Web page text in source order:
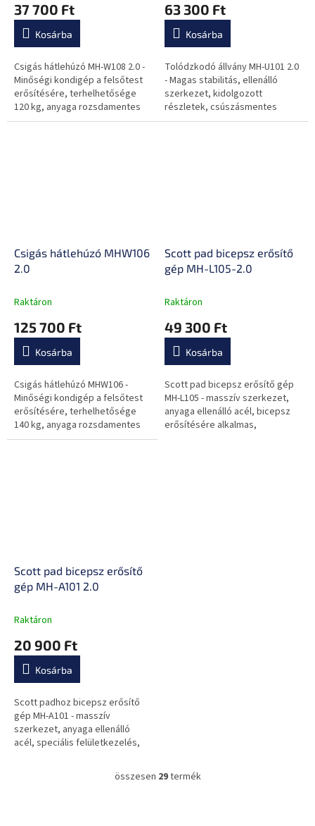
37 700 Ft
Kosárba
Csigás hátlehúzó MH-W108 2.0 -
Minőségi kondigép a felsőtest
erősítésére, terhelhetősége
120 kg, anyaga rozsdamentes
acél, hát, váll- és karok
63 300 Ft
Kosárba
Tolódzkodó állvány MH-U101 2.0
- Magas stabilitás, ellenálló
szerkezet, kidolgozott
részletek, csúszásmentes
markolat, puha párnázat.
Csigás hátlehúzó MHW106
2.0
Raktáron
125 700 Ft
Kosárba
Csigás hátlehúzó MHW106 -
Minőségi kondigép a felsőtest
erősítésére, terhelhetősége
140 kg, anyaga rozsdamentes
acél, hát, váll- és karok
Scott pad bicepsz erősítő
gép MH-L105-2.0
Raktáron
49 300 Ft
Kosárba
Scott pad bicepsz erősítő gép
MH-L105 - masszív szerkezet,
anyaga ellenálló acél, bicepsz
erősítésére alkalmas,
Scott pad bicepsz erősítő
gép MH-A101 2.0
Raktáron
20 900 Ft
Kosárba
Scott padhoz bicepsz erősítő
gép MH-A101 - masszív
szerkezet, anyaga ellenálló
acél, speciális felületkezelés,
otthoni használatra ajánlott
L
összesen 29termék